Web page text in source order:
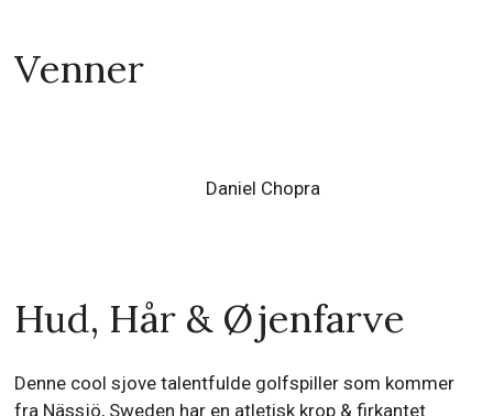
Venner
Daniel Chopra
Hud, Hår & Øjenfarve
Denne cool sjove talentfulde golfspiller som kommer
fra Nässjö, Sweden har en atletisk krop & firkantet